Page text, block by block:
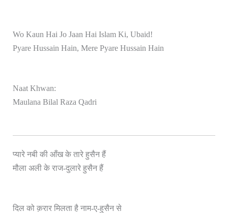
Wo Kaun Hai Jo Jaan Hai Islam Ki, Ubaid!
Pyare Hussain Hain, Mere Pyare Hussain Hain
Naat Khwan:
Maulana Bilal Raza Qadri
प्यारे नबी की आँख के तारे हुसैन हैं
मौला अली के राज-दुलारे हुसैन हैं
दिल को क़रार मिलता है नाम-ए-हुसैन से